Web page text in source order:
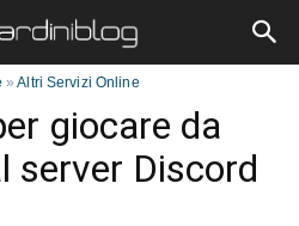
»Altri Servizi Online
giocare da
server Discord